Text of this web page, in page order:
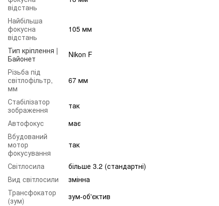
відстань
Найбільша
фокусна
відстань
105 мм
Тип кріплення |
Байонет
Nikon F
Різьба під
світлофільтр,
мм
67 мм
Стабілізатор
зображення
так
Автофокус
має
Вбудований
мотор
фокусування
так
Світлосила
більше 3.2 (стандартні)
Вид світлосили
змінна
Трансфокатор
(зум)
зум-об'єктив